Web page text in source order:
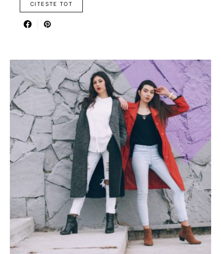
CITESTE TOT